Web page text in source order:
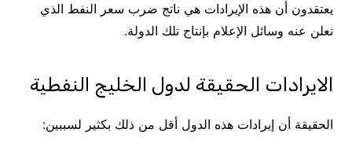
يعتقدون أن هذه الإيرادات هي ناتج ضرب سعر النفط الذي
تعلن عنه وسائل الإعلام بإنتاج تلك الدولة.
الايرادات الحقيقة لدول الخليج النفطية
الحقيقة أن إيرادات هذه الدول أقل من ذلك بكثير لسببين: